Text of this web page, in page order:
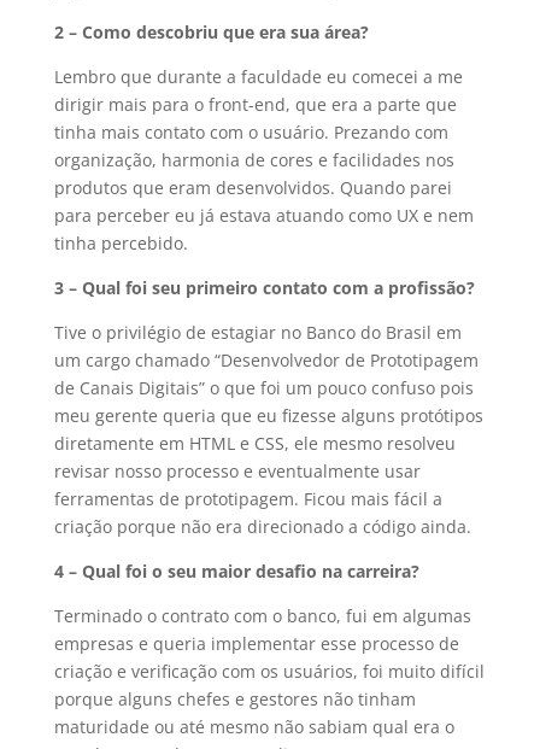
2 – Como descobriu que era sua área?
Lembro que durante a faculdade eu comecei a me
dirigir mais para o front-end, que era a parte que
tinha mais contato com o usuário. Prezando com
organização, harmonia de cores e facilidades nos
produtos que eram desenvolvidos. Quando parei
para perceber eu já estava atuando como UX e nem
tinha percebido.
3 – Qual foi seu primeiro contato com a profissão?
Tive o privilégio de estagiar no Banco do Brasil em
um cargo chamado “Desenvolvedor de Prototipagem
de Canais Digitais” o que foi um pouco confuso pois
meu gerente queria que eu fizesse alguns protótipos
diretamente em HTML e CSS, ele mesmo resolveu
revisar nosso processo e eventualmente usar
ferramentas de prototipagem. Ficou mais fácil a
criação porque não era direcionado a código ainda.
4 – Qual foi o seu maior desafio na carreira?
Terminado o contrato com o banco, fui em algumas
empresas e queria implementar esse processo de
criação e verificação com os usuários, foi muito difícil
porque alguns chefes e gestores não tinham
maturidade ou até mesmo não sabiam qual era o